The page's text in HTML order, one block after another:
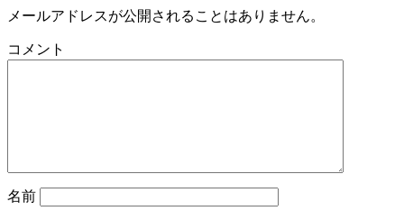
メールアドレスが公開されることはありません。
コメント
名前